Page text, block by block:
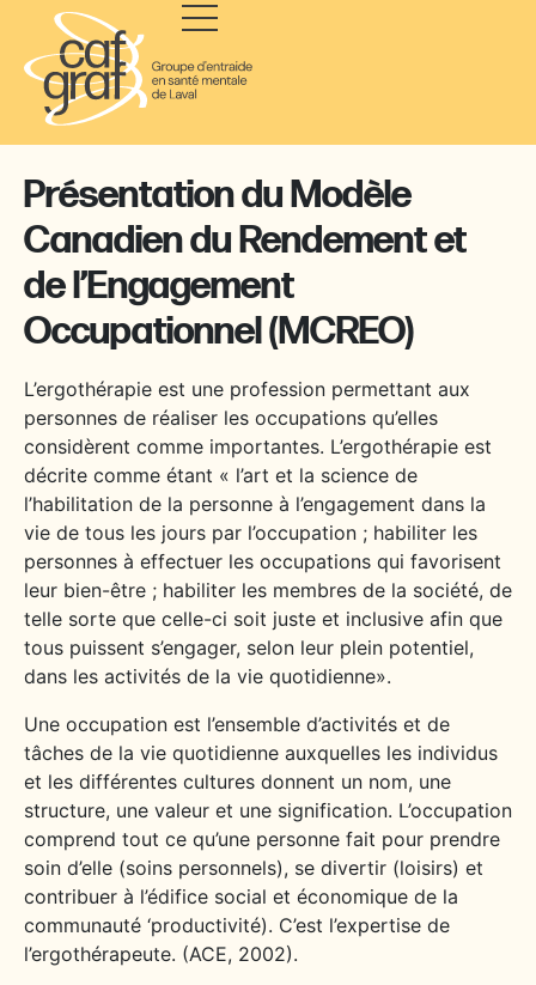
Présentation du Modèle
Canadien du Rendement et
de l’Engagement
Occupationnel (MCREO)
L’ergothérapie est une profession permettant aux
personnes de réaliser les occupations qu’elles
considèrent comme importantes. L’ergothérapie est
décrite comme étant « l’art et la science de
l’habilitation de la personne à l’engagement dans la
vie de tous les jours par l’occupation ; habiliter les
personnes à effectuer les occupations qui favorisent
leur bien-être ; habiliter les membres de la société, de
telle sorte que celle-ci soit juste et inclusive afin que
tous puissent s’engager, selon leur plein potentiel,
dans les activités de la vie quotidienne».
Une occupation est l’ensemble d’activités et de
tâches de la vie quotidienne auxquelles les individus
et les différentes cultures donnent un nom, une
structure, une valeur et une signification. L’occupation
comprend tout ce qu’une personne fait pour prendre
soin d’elle (soins personnels), se divertir (loisirs) et
contribuer à l’édifice social et économique de la
communauté ‘productivité). C’est l’expertise de
l’ergothérapeute. (ACE, 2002).